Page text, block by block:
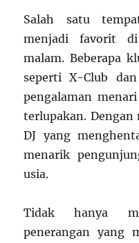
Salah satu
menjadi favorit
malam. Beberapa
seperti X-Club
pengalaman
terlupakan. Dengan
DJ yang
menarik
usia.
Tidak hanya
penerangan yang